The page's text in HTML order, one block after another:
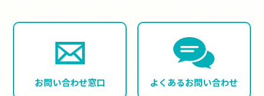
お問い合わせ窓口 よくあるお問い合わせ